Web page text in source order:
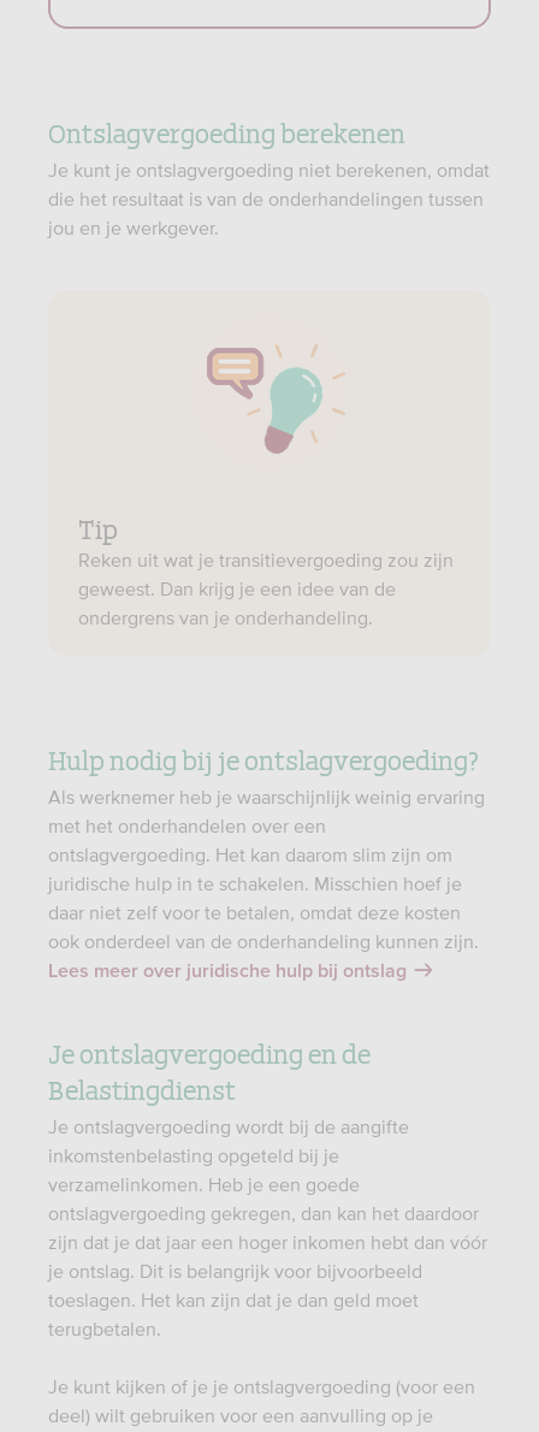
Ontslagvergoeding berekenen
Je kunt je ontslagvergoeding niet berekenen, omdat
die het resultaat is van de onderhandelingen tussen
jou en je werkgever.
Tip
Reken uit wat je transitievergoeding zou zijn
geweest. Dan krijg je een idee van de
ondergrens van je onderhandeling.
Hulp nodig bij je ontslagvergoeding?
Als werknemer heb je waarschijnlijk weinig ervaring
met het onderhandelen over een
ontslagvergoeding. Het kan daarom slim zijn om
juridische hulp in te schakelen. Misschien hoef je
daar niet zelf voor te betalen, omdat deze kosten
ook onderdeel van de onderhandeling kunnen zijn.
Lees meer over juridische hulp bij ontslag
Je ontslagvergoeding en de
Belastingdienst
Je ontslagvergoeding wordt bij de aangifte
inkomstenbelasting opgeteld bij je
verzamelinkomen. Heb je een goede
ontslagvergoeding gekregen, dan kan het daardoor
zijn dat je dat jaar een hoger inkomen hebt dan vóór
je ontslag. Dit is belangrijk voor bijvoorbeeld
toeslagen. Het kan zijn dat je dan geld moet
terugbetalen.
Je kunt kijken of je je ontslagvergoeding (voor een
deel) wilt gebruiken voor een aanvulling op je